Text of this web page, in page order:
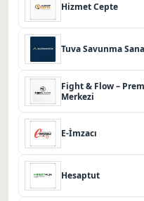
Hizmet Cepte
Tuva Savunma
Fight & Flow –
Merkezi
E-İmzacı
Hesaptut